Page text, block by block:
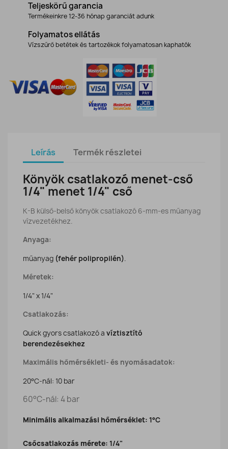
Teljeskörű garancia
Termékeinkre 12-36 hónap garanciát adunk
Folyamatos ellátás
Vízszűrő betétek és tartozékok folyamatosan kaphatók
Leírás Termék részletei
Könyök csatlakozó menet-cső
1/4" menet 1/4" cső
K-B külső-belső könyök csatlakozó 6-mm-es műanyag
vízvezetékhez.
Anyaga:
műanyag (fehér polipropilén).
Méretek:
1/4" x 1/4"
Csatlakozás:
Quick gyors csatlakozó a víztisztító
berendezésekhez
Maximális hőmérsékleti- és nyomásadatok:
20°C-nál: 10 bar
60°C-nál: 4 bar
Minimális alkalmazási hőmérséklet: 1°C
Csőcsatlakozás mérete: 1/4"